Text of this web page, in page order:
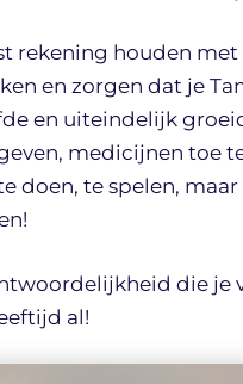
rekening houden
en zorgen dat je
en uiteindelijk
medicijnen toe
doen, te spelen,
die je
al!